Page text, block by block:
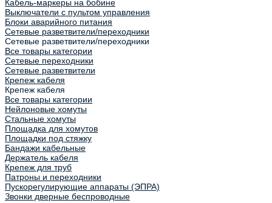
Кабель-маркеры на бобине
Выключатели с пультом управления
Блоки аварийного питания
Сетевые разветвители/переходники
Сетевые разветвители/переходники
Все товары категории
Сетевые переходники
Сетевые разветвители
Крепеж кабеля
Крепеж кабеля
Все товары категории
Нейлоновые хомуты
Стальные хомуты
Площадка для хомутов
Площадки под стяжку
Бандажи кабельные
Держатель кабеля
Крепеж для труб
Патроны и переходники
Пускорегулирующие аппараты (ЭПРА)
Звонки дверные беспроводные